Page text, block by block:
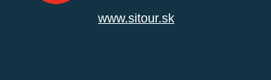
www.sitour.sk